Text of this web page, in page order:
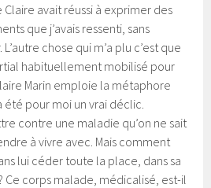
Claire avait réussi à exprimer des
que j’avais ressenti, sans
chose qui m’a plu c’est que
habituellement mobilisé pour
Marin emploie la métaphore
été pour moi un vrai déclic.
contre une maladie qu’on ne sait
à vivre avec. Mais comment
lui céder toute la place, dans sa
Ce corps malade, médicalisé, est-il